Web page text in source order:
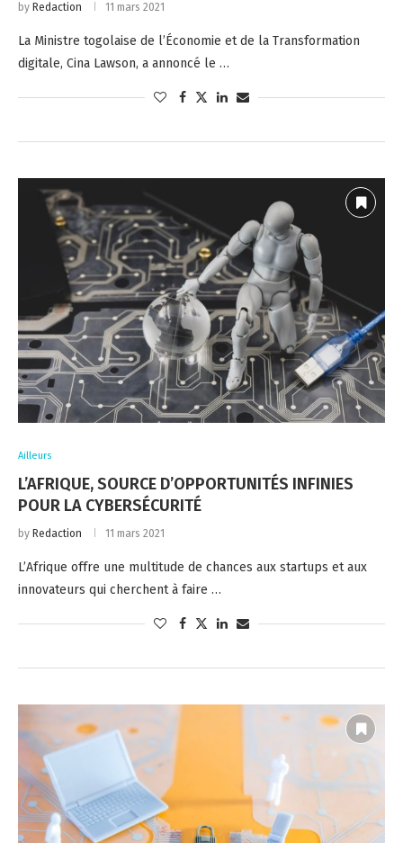
by Redaction 11 mars 2021
La Ministre togolaise de l’Économie et de la Transformation
digitale, Cina Lawson, a annoncé le …
Ailleurs
L’AFRIQUE, SOURCE D’OPPORTUNITÉS INFINIES
POUR LA CYBERSÉCURITÉ
by Redaction 11 mars 2021
L’Afrique offre une multitude de chances aux startups et aux
innovateurs qui cherchent à faire …